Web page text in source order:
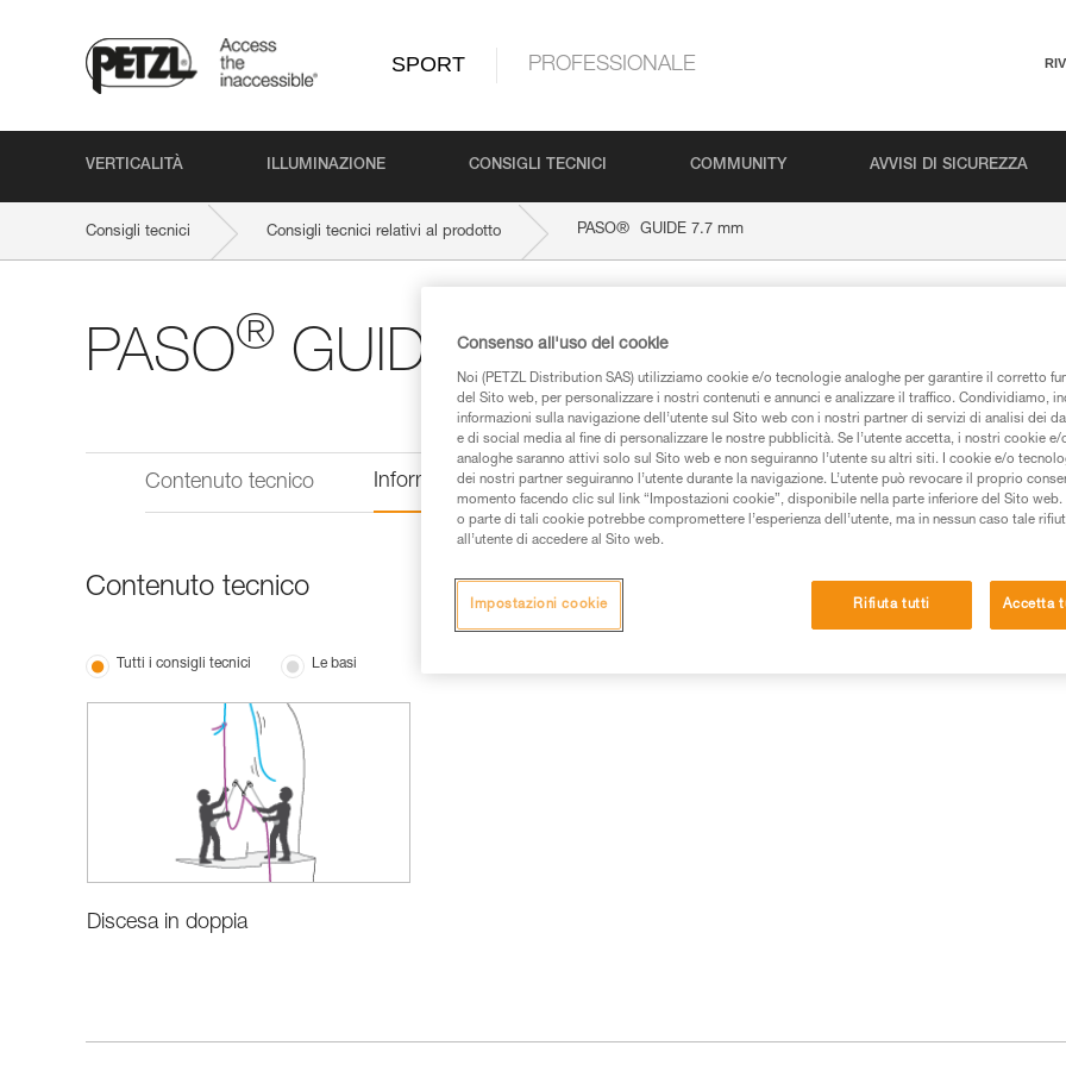
SPORT PROFESSIONALE
VERTICALITÀ ILLUMINAZIONE CONSIGLI TECNICI COMMUNITY AVVISI DI SICUREZZA
Consigli tecnici Consigli tecnici relativi al prodotto PASO® GUIDE 7.7 mm
PASO® GUIDE 7.7 mm
Contenuto tecnico Informazioni tecniche
Contenuto tecnico
Tutti i consigli tecnici Le basi
Discesa in doppia
Consenso all'uso dei cookie
Noi (PETZL Distribution SAS) utilizziamo cookie e/o tecnologie analoghe per garantire il corretto
del Sito web, per personalizzare i nostri contenuti e annunci e analizzare il traffico. Condividiamo,
informazioni sulla navigazione dell’utente sul Sito web con i nostri partner di servizi di analisi dei
e di social media al fine di personalizzare le nostre pubblicità. Se l’utente accetta, i nostri cookie
analoghe saranno attivi solo sul Sito web e non seguiranno l’utente su altri siti. I cookie e/o
dei nostri partner seguiranno l’utente durante la navigazione. L’utente può revocare il proprio
momento facendo clic sul link “Impostazioni cookie”, disponibile nella parte inferiore del Sito
o parte di tali cookie potrebbe compromettere l’esperienza dell’utente, ma in nessun caso tale
all’utente di accedere al Sito web.
Rifiuta tutti Accetta
Impostazioni cookie